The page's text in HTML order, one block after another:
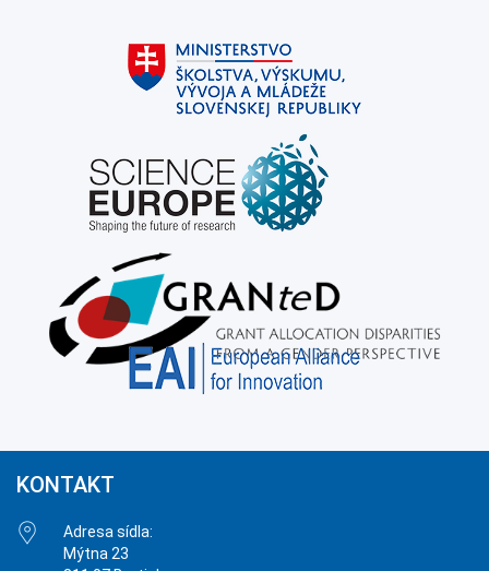
KONTAKT
Adresa sídla:
Mýtna 23